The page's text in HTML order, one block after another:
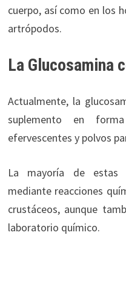
cuerpo, así como en los
artrópodos.
La Glucosamina
Actualmente, la
suplemento en
efervescentes y polvos
La mayoría de estas
mediante reacciones
crustáceos, aunque
laboratorio químico.